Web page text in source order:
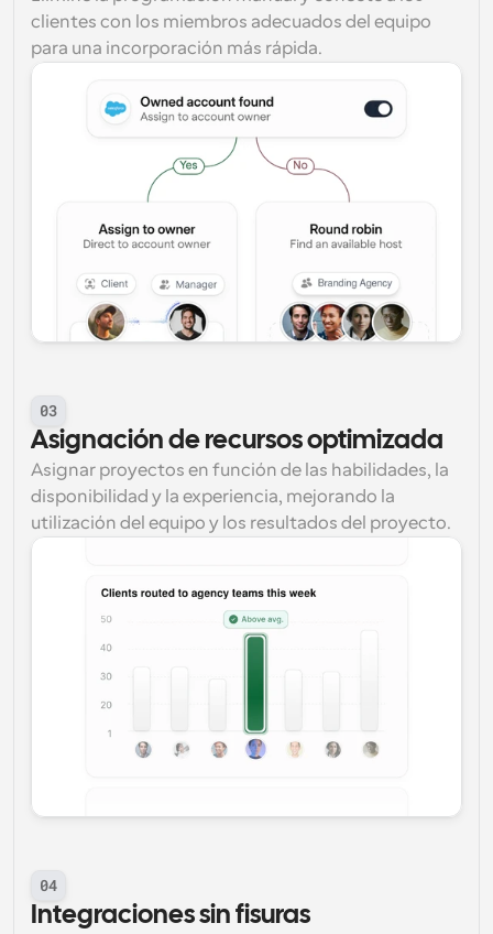
clientes con los miembros adecuados del equipo
para una incorporación más rápida.
03
Asignación de recursos optimizada
Asignar proyectos en función de las habilidades, la
disponibilidad y la experiencia, mejorando la
utilización del equipo y los resultados del proyecto.
04
Integraciones sin fisuras